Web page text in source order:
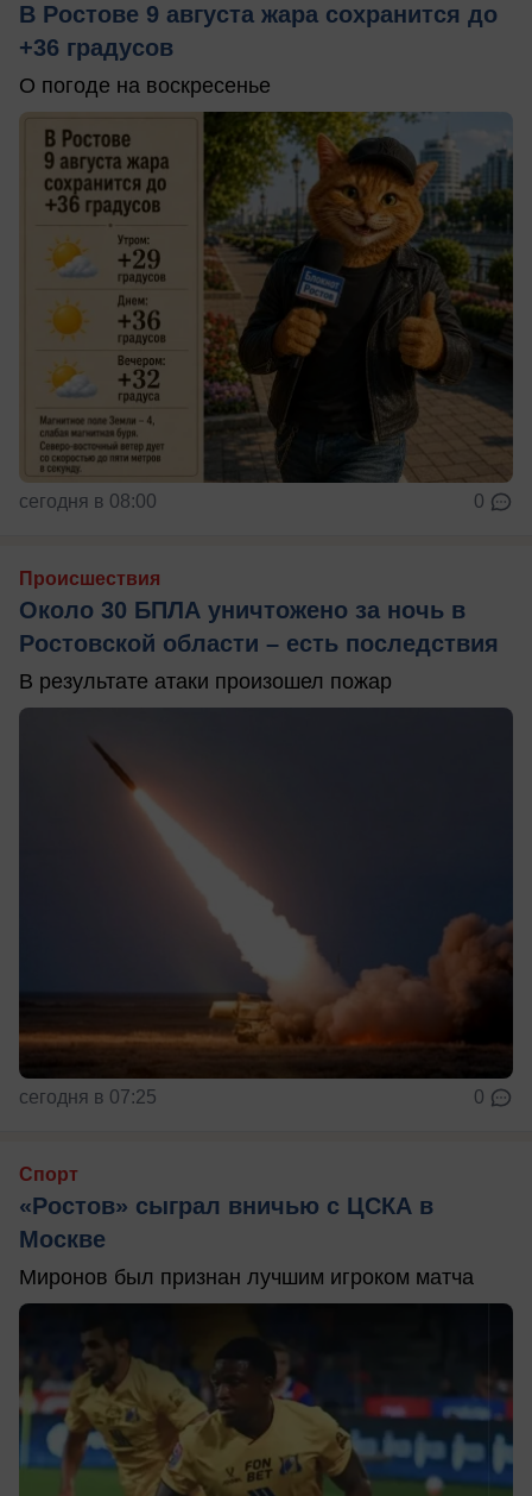
В Ростове 9 августа жара сохранится до
+36 градусов
О погоде на воскресенье
сегодня в 08:00 0
Происшествия
Около 30 БПЛА уничтожено за ночь в
Ростовской области – есть последствия
В результате атаки произошел пожар
сегодня в 07:25 0
Спорт
«Ростов» сыграл вничью с ЦСКА в
Москве
Миронов был признан лучшим игроком матча